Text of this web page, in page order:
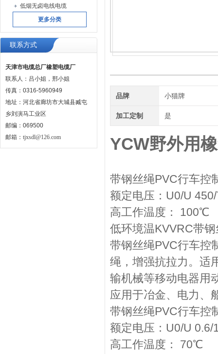
低烟无卤电线电缆
更多分类
联系方式
天津市电缆总厂橡塑电缆厂
联系人：吕小姐，邢小姐
传真：0316-5960949
地址：河北省廊坊市大城县臧屯
乡刘演马工业区
邮编：069500
邮箱： tjxsdl@126.com
品牌 小猫牌
加工定制 是
YCW野外用
带钢丝绳PVC行车控
额定电压：U0/U
高工作温度： 100℃
低环境温KVVRC带
带钢丝绳PVC行车控
绳，增强抗拉力。适
输机械等移动电器用
应用于冶金、电力、
带钢丝绳PVC行车控
额定电压：U0/U 0.6/
高工作温度： 70℃